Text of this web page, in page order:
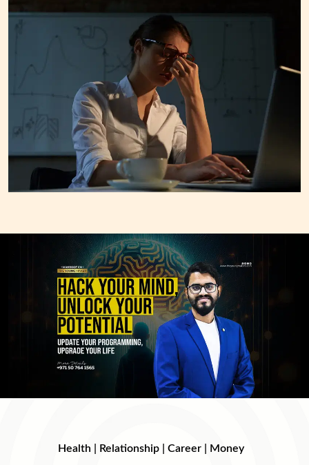
Health | Relationship | Career | Money